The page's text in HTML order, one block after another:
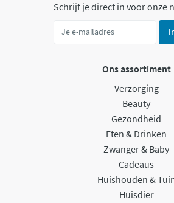
Schrijf je direct in voor onze
Ons assortiment
Verzorging
Beauty
Gezondheid
Eten & Drinken
Zwanger & Baby
Cadeaus
Huishouden &
Huisdier